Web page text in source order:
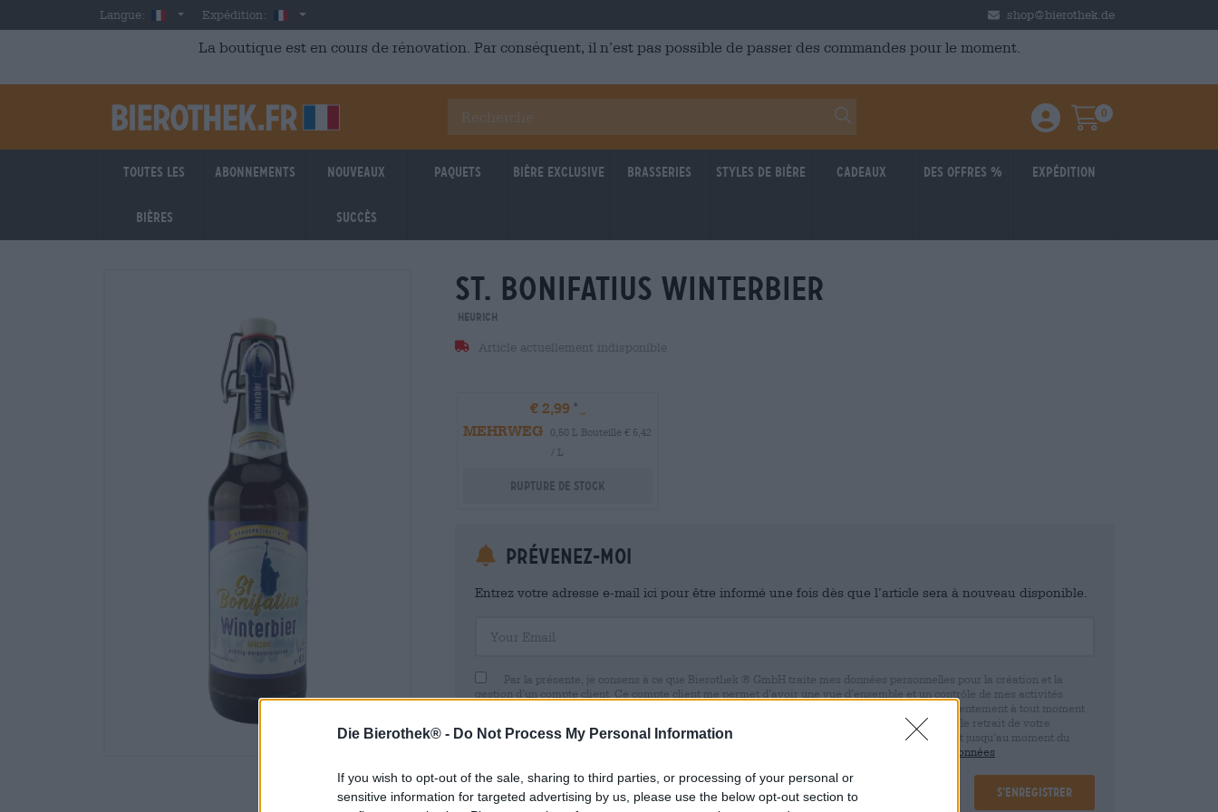
Die Bierothek® - Do Not Process My Personal Information
If you wish to opt-out of the sale, sharing to third parties, or processing of your personal or
sensitive information for targeted advertising by us, please use the below opt-out section to
Skip to main contentLangue: FrenchExpédition: France shop@bierothek.de
La boutique est en cours de rénovation. Par conséquent, il n’est pas possible de passer des commandes pour le moment.
Einloggen / Anmelden
Warenkorb
0
Toutes les
bières
Abonnements Nouveaux
succès
Paquets Bière Exclusive Brasseries Styles de bière Cadeaux Des offres % Expédition
st. bonifatius winterbier
Heurich
Article actuellement indisponible
€ 2,99
MEHRWEG
0,50 L Bouteille € 5,42
/ L
Rupture de stock
Prévenez-moi
Entrez votre adresse e-mail ici pour être informé une fois dès que l’article sera à nouveau disponible.
Par la présente, je consens à ce que Bierothek ® GmbH traite mes données personnelles pour la création et la
gestion d’un compte client. Ce compte client me permet d’avoir une vue d’ensemble et un contrôle de mes activités
commerciales et de mes données personnelles. Je suis conscient que je peux révoquer ce consentement à tout moment
avec effet pour l’avenir en envoyant un e-mail à shop@bierothek.de. Nous vous informons que le retrait de votre
consentement n’affecte pas la légalité du traitement effectué sur la base de votre consentement jusqu’au moment du
déclaration de protection des données
S’enregistrer